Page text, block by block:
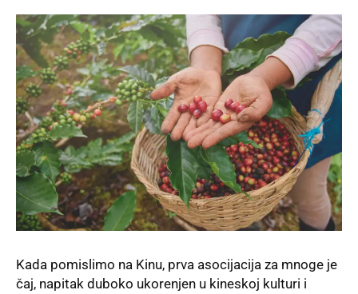
Kada pomislimo na Kinu, prva asocijacija za mnoge je
čaj, napitak duboko ukorenjen u kineskoj kulturi i